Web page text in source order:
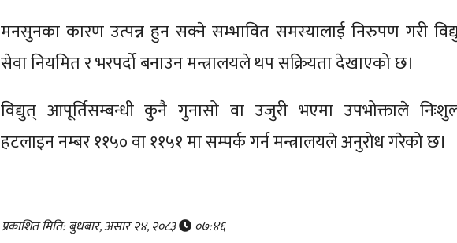
मनसुनका कारण उत्पन्न हुन सक्ने सम्भावित समस्यालाई निरुपण गरी
सेवा नियमित र भरपर्दो बनाउन मन्त्रालयले थप सक्रियता देखाएको छ।
विद्युत् आपूर्तिसम्बन्धी कुनै गुनासो वा उजुरी भएमा उपभोक्ताले
हटलाइन नम्बर ११५० वा ११५१ मा सम्पर्क गर्न मन्त्रालयले अनुरोध गरेको छ।
प्रकाशित मिति: बुधबार, असार २४, २०८३ ०७:४६